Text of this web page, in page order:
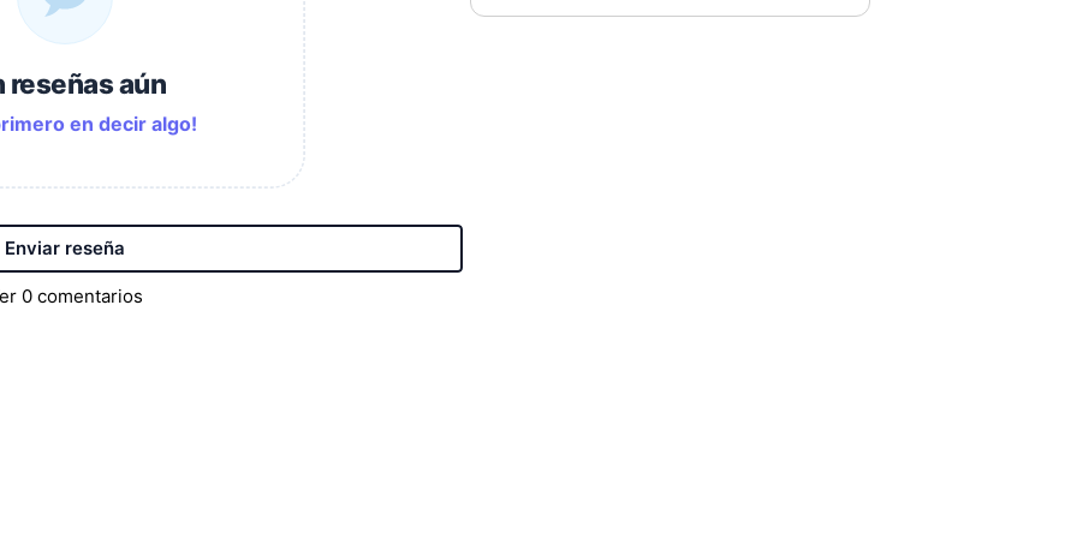
reseñas aún
en decir algo!
Enviar reseña
0comentarios